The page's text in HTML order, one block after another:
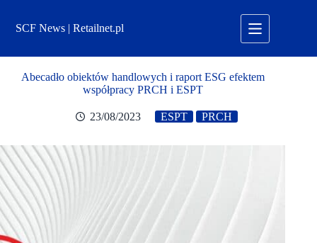
treściSCF News | Retailnet.pl
Abecadło obiektów handlowych i raport ESG efektem
współpracy PRCH i ESPT
23/08/2023 ESPT PRCH